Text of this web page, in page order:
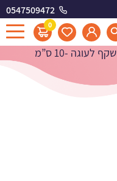
0547509472
0
שקף לעוגה -10 ס”מ